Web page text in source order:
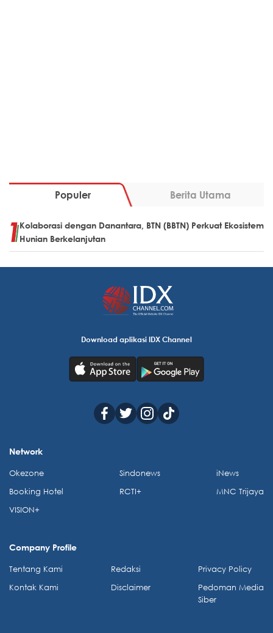
Populer Berita Utama
Kolaborasi dengan Danantara, BTN (BBTN) Perkuat Ekosistem
Hunian Berkelanjutan
Download aplikasi IDX Channel
Network
Okezone
Booking Hotel
VISION+
Sindonews
RCTI+
iNews
MNC Trijaya
Company Profile
Tentang Kami
Kontak Kami
Redaksi
Disclaimer
Privacy Policy
Pedoman Media
Siber